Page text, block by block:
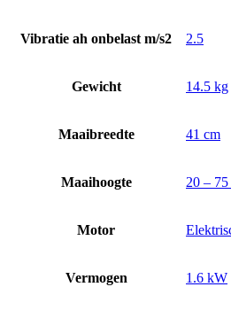
Vibratie ah onbelast m/s2 2.5
Gewicht 14.5 kg
Maaibreedte 41 cm
Maaihoogte 20 –
Motor
Vermogen 1.6 kW